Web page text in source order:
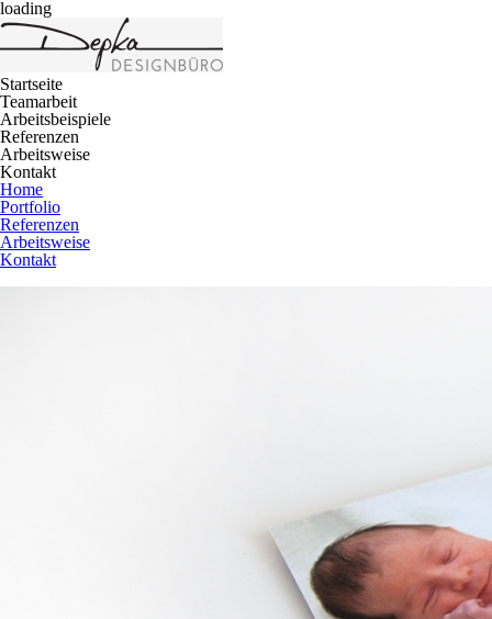
loading
Startseite
Teamarbeit
Arbeitsbeispiele
Referenzen
Arbeitsweise
Kontakt
Home
Portfolio
Referenzen
Arbeitsweise
Kontakt